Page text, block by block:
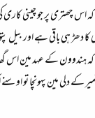
چھتری پر جو چینی کاری
کسی کا دھڑ ہی باقی ہے
ہندوون کے عہد مین اس